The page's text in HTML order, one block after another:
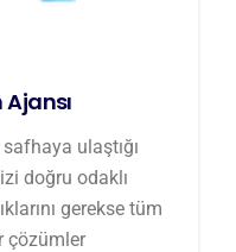
ulaştığı
doğru odaklı
gerekse tüm
çözümler